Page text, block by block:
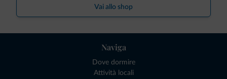
Vai allo shop
Naviga
Dove dormire
Attività locali